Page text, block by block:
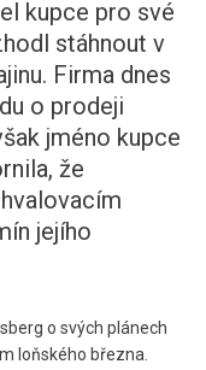
kupce pro své
stáhnout v
Firma dnes
o prodeji
jméno kupce
že
jejího
o svých plánech
loňského března.